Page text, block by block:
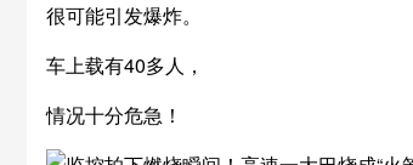
很可能引发爆炸。
车上载有40多人，
情况十分危急！